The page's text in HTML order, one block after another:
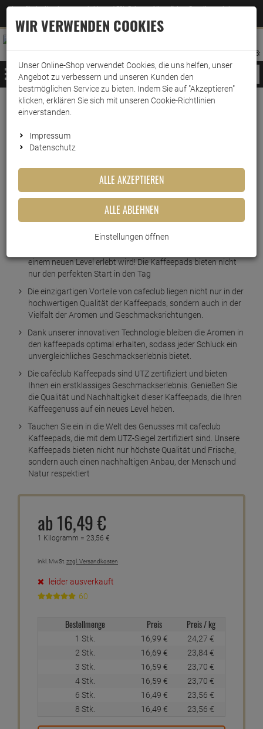
Jetzt für den Newsletter entscheiden und 5% Rabatt auf Ihre nächste Bestellung erhalten
–Zum Newsletter
ANMELDEN
AUFKLAPPEN
MERKZETTEL
WARENKORB:
MENÜ
Weiter einkaufen www.wark24.de Lebensmittel
Kaffee
Cafeclub Kaffeepads
Cafeclub Kaffeepads Dark
Supercreme 100 Pads
Artikel-Nummer:10010198
einem neuen Level erlebt wird! Die Kaffeepads bieten nicht
nur den perfekten Start in den Tag
Die einzigartigen Vorteile von cafeclub liegen nicht nur in der
hochwertigen Qualität der Kaffeepads, sondern auch in der
Vielfalt der Aromen und Geschmacksrichtungen.
Dank unserer innovativen Technologie bleiben die Aromen in
den kaffeepads optimal erhalten, sodass jeder Schluck ein
unvergleichliches Geschmackserlebnis bietet.
Die caféclub Kaffeepads sind UTZ zertifiziert und bieten
Ihnen ein erstklassiges Geschmackserlebnis. Genießen Sie
die Qualität und Nachhaltigkeit dieser Kaffeepads, die Ihren
Kaffeegenuss auf ein neues Level heben.
Tauchen Sie ein in die Welt des Genusses mit cafeclub
Kaffeepads, die mit dem UTZ-Siegel zertifiziert sind. Unsere
Kaffeepads bieten nicht nur höchste Qualität und Frische,
sondern auch einen nachhaltigen Anbau, der Mensch und
Natur respektiert
ab 16,49€
1 Kilogramm = 23,56 €
inkl. MwSt. zzgl. Versandkosten
leider ausverkauft
60
Bestellmenge Preis Preis / kg
1 Stk. 16,99 € 24,27 €
2 Stk.
16,69 € 23,84€
3 Stk.
16,59 € 23,70 €
4 Stk.
16,59 € 23,70 €
6 Stk.
16,49 € 23,56 €
8 Stk.
16,49 € 23,56 €
WIR VERWENDEN COOKIES
Unser Online-Shop verwendet Cookies, die uns helfen, unser
Angebot zu verbessern und unseren Kunden den
bestmöglichen Service zu bieten. Indem Sie auf "Akzeptieren"
klicken, erklären Sie sich mit unseren Cookie-Richtlinien
einverstanden.
Impressum
Datenschutz
ALLE AKZEPTIEREN
ALLE ABLEHNEN
Einstellungen öffnen